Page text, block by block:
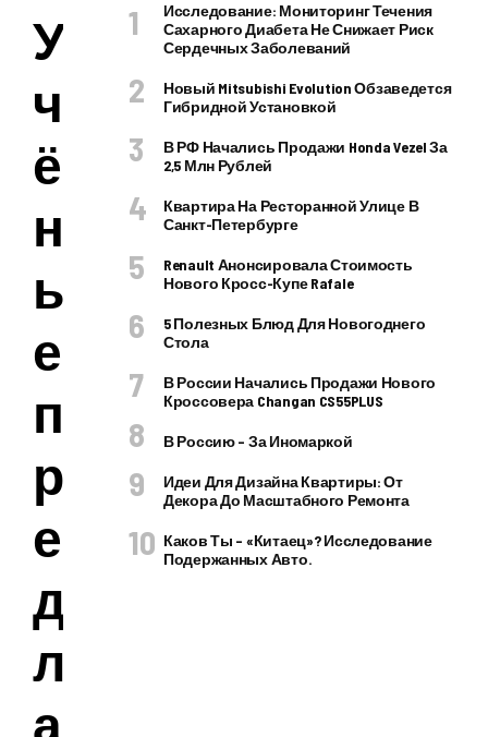
У
ч
ё
н
ы
е
п
р
е
д
л
а
Исследование: Мониторинг Течения
Сахарного Диабета Не Снижает Риск
Сердечных Заболеваний
Новый Mitsubishi Evolution Обзаведется
Гибридной Установкой
В РФ Начались Продажи Honda Vezel За
2,5 Млн Рублей
Квартира На Ресторанной Улице В
Санкт-Петербурге
Renault Анонсировала Стоимость
Нового Кросс-Купе Rafale
5 Полезных Блюд Для Новогоднего
Стола
В России Начались Продажи Нового
Кроссовера Changan CS55PLUS
В Россию – За Иномаркой
Идеи Для Дизайна Квартиры: От
Декора До Масштабного Ремонта
Каков Ты – «китаец»? Исследование
Подержанных Авто.